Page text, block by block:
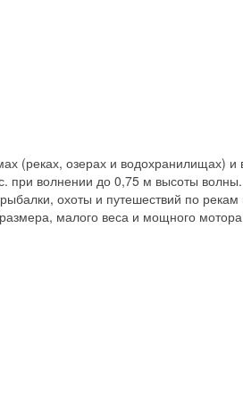
(реках, озерах и водохранилищах) и
при волнении до 0,75 м высоты
охоты и путешествий по рекам
малого веса и мощного